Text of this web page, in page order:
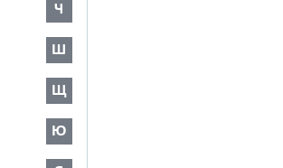
Ч
Ш
Щ
Ю